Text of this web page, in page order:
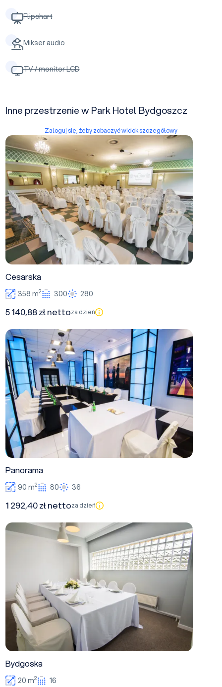
Flipchart
Mikser audio
TV / monitor LCD
Inne przestrzenie w Park Hotel Bydgoszcz
Zaloguj się, żeby zobaczyć widok szczegółowy
Cesarska
Cesarska
358 m2 300 280
5 140,88 zł nettoza dzień
Panorama
Panorama
90 m2 80 36
1 292,40 zł nettoza dzień
Bydgoska
Bydgoska
20 m2 16